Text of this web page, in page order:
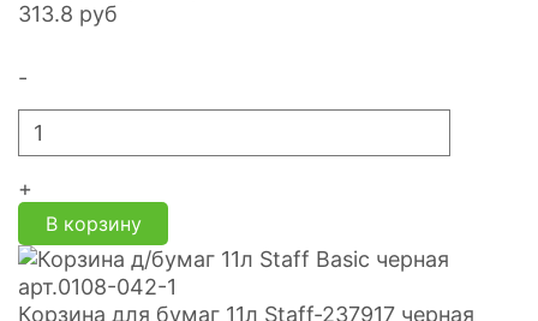
313.8 руб
-
+
В корзину
Корзина для бумаг 11л Staff-237917 черная